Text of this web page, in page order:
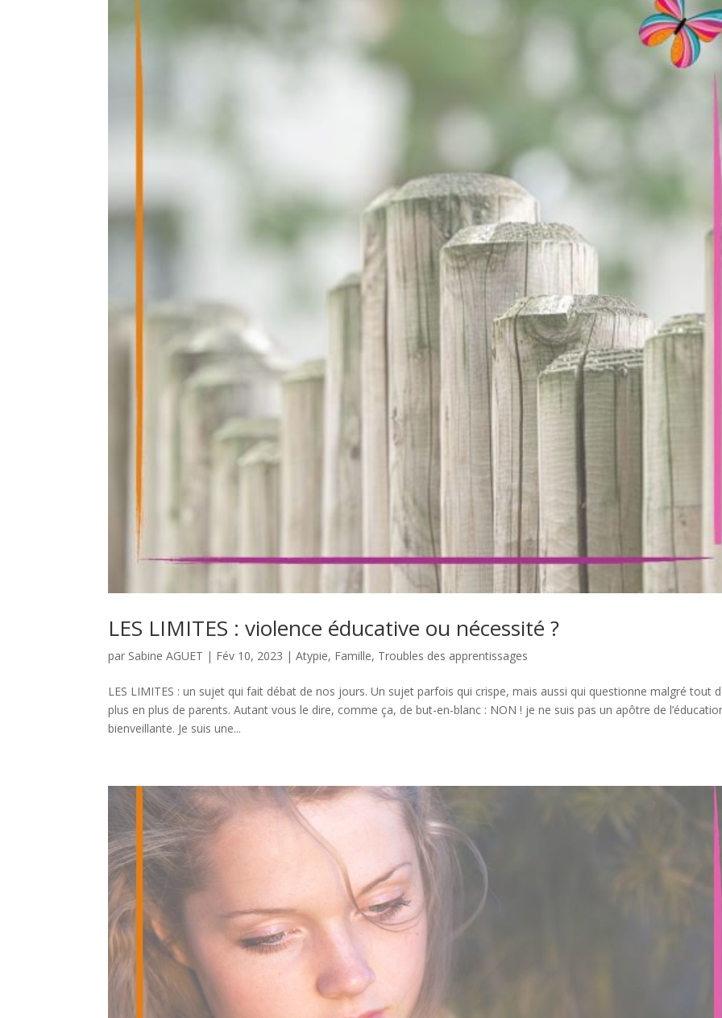
LES LIMITES : violence éducative ou nécessité ?
par Sabine AGUET | Fév 10, 2023 |Atypie, Famille, Troubles des apprentissages
LES LIMITES : un sujet qui fait débat de nos jours. Un sujet parfois qui crispe, mais aussi qui questionne malgré tout
plus en plus de parents. Autant vous le dire, comme ça, de but-en-blanc : NON ! je ne suis pas un apôtre de
bienveillante. Je suis une...